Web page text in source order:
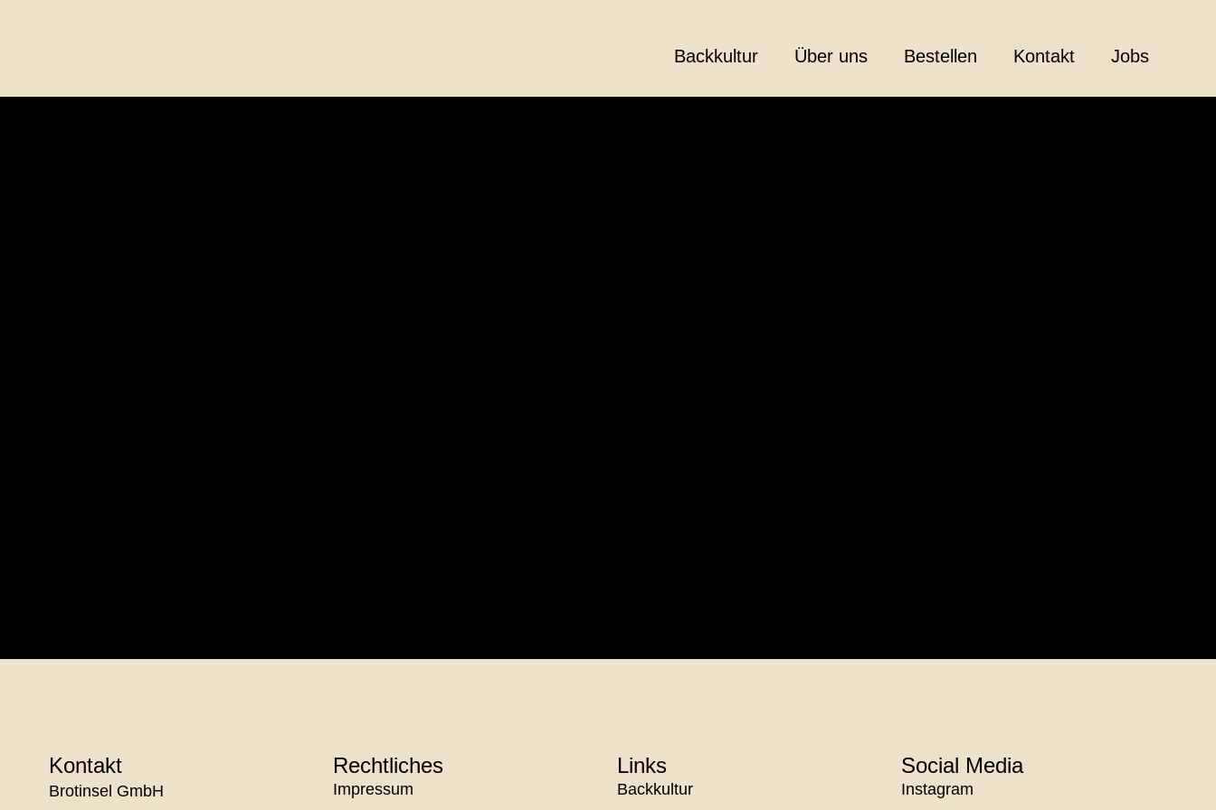
Backkultur Über uns Bestellen Kontakt Jobs
Suchen
Kontakt
Brotinsel GmbH
Rechtliches
Impressum
Links
Backkultur
Social Media
Instagram